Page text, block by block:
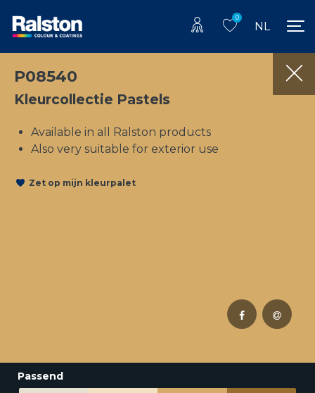
0
NL
P08540
Kleurcollectie Pastels
Available in all Ralston products
Also very suitable for exterior use
Zet op mijn kleurpalet
Passend